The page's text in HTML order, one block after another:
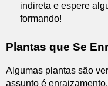
indireta e espere
formando!
Plantas que Se
Algumas plantas são
assunto é